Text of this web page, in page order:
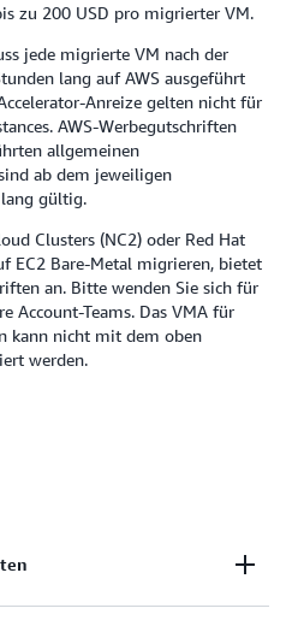
zu 200 USD pro migrierter VM.
jede migrierte VM nach der
lang auf AWS ausgeführt
Anreize gelten nicht für
AWS-Werbegutschriften
allgemeinen
ab dem jeweiligen
gültig.
Clusters (NC2) oder Red Hat
EC2 Bare-Metal migrieren, bietet
an. Bitte wenden Sie sich für
Account-Teams. Das VMA für
kann nicht mit dem oben
werden.